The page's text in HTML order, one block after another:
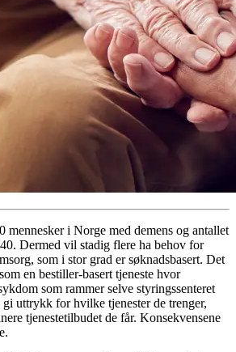
mennesker i Norge med demens og antallet
Dermed vil stadig flere ha behov for
som i stor grad er søknadsbasert. Det
en bestiller-basert tjeneste hvor
som rammer selve styringssenteret
uttrykk for hvilke tjenester de trenger,
tjenestetilbudet de får. Konsekvensene